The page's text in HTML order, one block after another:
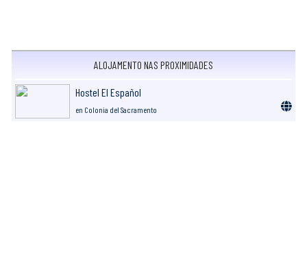
ALOJAMENTO NAS PROXIMIDADES
Hostel El Español
en Colonia del Sacramento